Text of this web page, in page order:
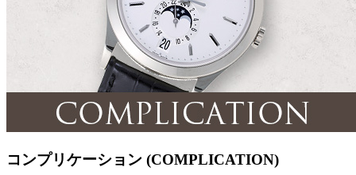
コンプリケーション (COMPLICATION)